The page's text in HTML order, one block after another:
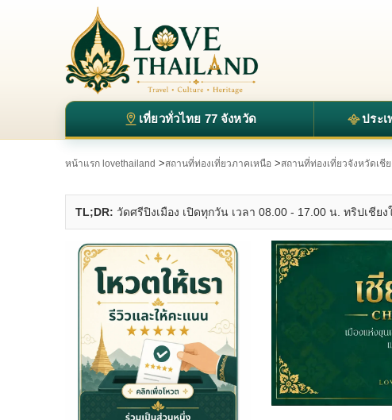
เที่ยวทั่วไทย 77 จังหวัด ประ
หน้าแรก lovethailand >สถานที่ท่องเที่ยวภาคเหนือ >สถานที่ท่องเที่ยวจังหวัดเชี
TL;DR: วัดศรีปิงเมือง เปิดทุกวัน เวลา 08.00 - 17.00 น. ทริปเชีย